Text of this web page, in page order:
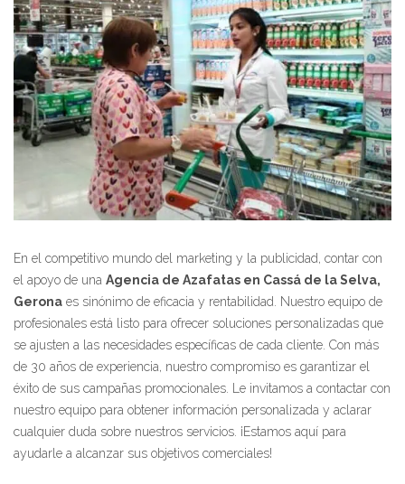
En el competitivo mundo del marketing y la publicidad, contar con
el apoyo de una Agencia de Azafatas en Cassá de la Selva,
Gerona es sinónimo de eficacia y rentabilidad. Nuestro equipo de
profesionales está listo para ofrecer soluciones personalizadas que
se ajusten a las necesidades específicas de cada cliente. Con más
de 30 años de experiencia, nuestro compromiso es garantizar el
éxito de sus campañas promocionales. Le invitamos a contactar con
nuestro equipo para obtener información personalizada y aclarar
cualquier duda sobre nuestros servicios. ¡Estamos aquí para
ayudarle a alcanzar sus objetivos comerciales!